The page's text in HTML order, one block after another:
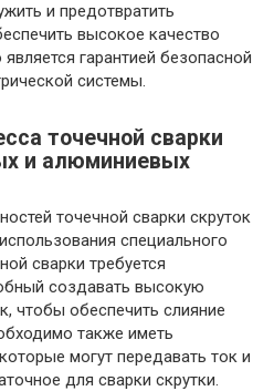
и предотвратить
высокое качество
гарантией безопасной
системы.
точечной сварки
и алюминиевых
точечной сварки скруток
специального
сварки требуется
создавать высокую
чтобы обеспечить слияние
также иметь
могут передавать ток и
для сварки скрутки.